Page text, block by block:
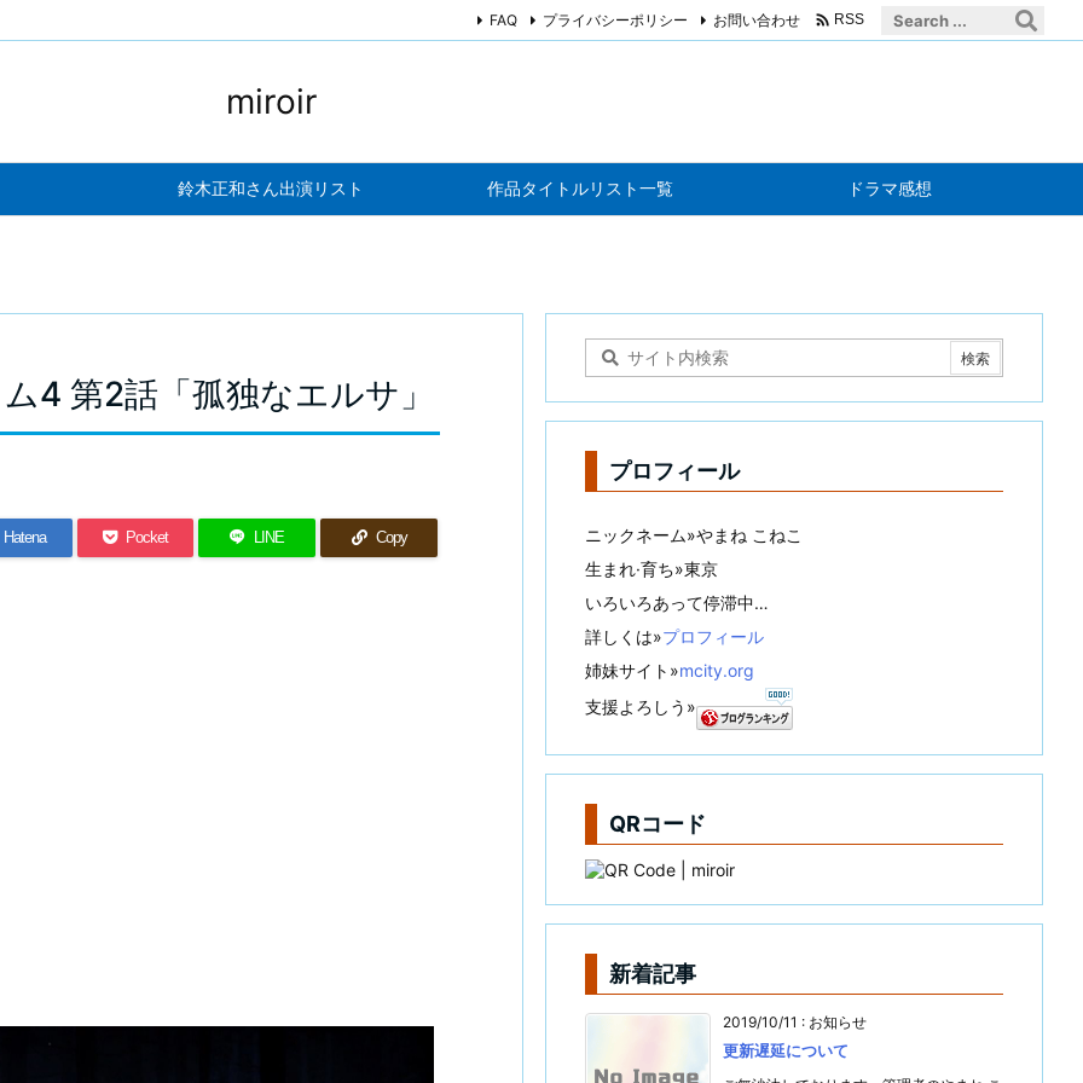
miroir
鈴木正和さん出演リスト 作品タイトルリスト一覧 ドラマ感想
FAQ プライバシーポリシー お問い合わせ  RSS
4 第2話「孤独なエルサ」
Hatena Pocket LINE Copy
プロフィール
ニックネーム»やまね こねこ
生まれ·育ち»東京
いろいろあって停滞中…
詳しくは»プロフィール
姉妹サイト»mcity.org
支援よろしう»
QRコード
新着記事
2019/10/11 : お知らせ
更新遅延について